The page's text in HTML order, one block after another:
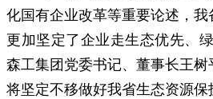
化国有企业改革等重要论述，我
更加坚定了企业走生态优先、
森工集团党委书记、董事长王
将坚定不移做好我省生态资源